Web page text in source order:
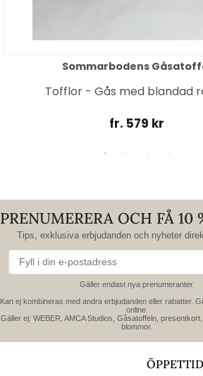
Sommarbodens
Tofflor - Gås med blandad
fr. 579 kr
PRENUMERERA OCH FÅ 10
Tips, exklusiva erbjudanden och nyheter
Gäller endast nya prenumeranter.
Kan ej kombineras med andra erbjudanden eller rabatter.
online.
Gäller ej: WEBER, AMCA Studios, Gåsatoffeln,
blommor.